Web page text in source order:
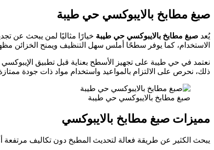
صبغ مطابخ بالايبوكسي حي طيبة
يُعد صبغ مطابخ بالايبوكسي حي طيبة خيارًا مثاليًا لمن يبحث عن
الاستخدام، كما يوفر سطحًا أملس سهل التنظيف ويمنح الخزائن
نعتمد في حي طيبة على تجهيز الأسطح بعناية قبل تطبيق
ذلك، نحرص على الالتزام بالمواعيد واستخدام مواد ذات جودة
صبغ مطابخ بالايبوكسي حي طيبة
مميزات صبغ مطابخ بالايبوكسي
يبحث الكثير عن طريقة فعالة لتحديث المطبخ دون تكاليف مرتفعة